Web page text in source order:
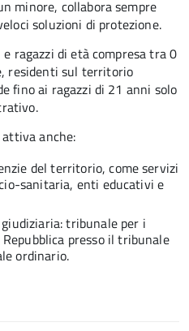
minore, collabora sempre
soluzioni di protezione.
ragazzi di età compresa tra 0
residenti sul territorio
fino ai ragazzi di 21 anni solo
anche:
del territorio, come servizi
sanitaria, enti educativi e
tribunale per i
presso il tribunale
ordinario.